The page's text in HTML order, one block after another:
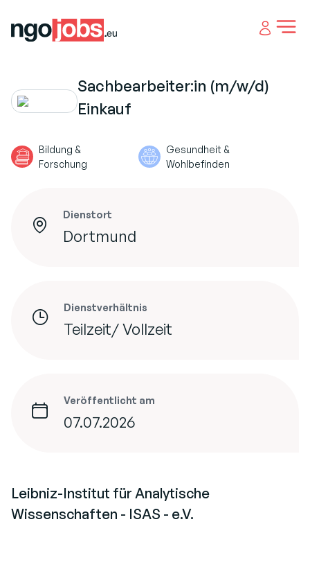
Open
Sachbearbeiter:in (m/w/d)
Einkauf
Bildung &
Forschung
Gesundheit &
Wohlbefinden
Dienstort
Dortmund
Dienstverhältnis
Teilzeit/ Vollzeit
Veröffentlicht am
07.07.2026
Leibniz-Institut für Analytische
Wissenschaften - ISAS - e.V.